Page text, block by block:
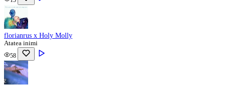
florianrus x Holy Molly
Atatea inimi
58